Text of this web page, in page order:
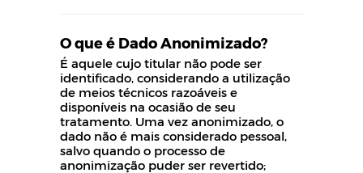
O que é Dado Anonimizado?
É aquele cujo titular não pode ser
identificado, considerando a utilização
de meios técnicos razoáveis e
disponíveis na ocasião de seu
tratamento. Uma vez anonimizado, o
dado não é mais considerado pessoal,
salvo quando o processo de
anonimização puder ser revertido;